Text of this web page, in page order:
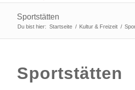
Sportstätten
Du bist hier: Startseite / Kultur & Freizeit /
Sportstätten